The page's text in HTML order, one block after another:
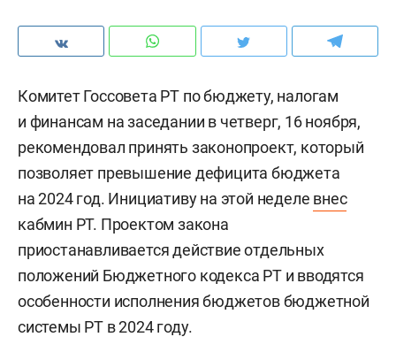
Комитет Госсовета РТ по бюджету, налогам
и финансам на заседании в четверг, 16 ноября,
рекомендовал принять законопроект, который
позволяет превышение дефицита бюджета
на 2024 год. Инициативу на этой неделе внес
кабмин РТ. Проектом закона
приостанавливается действие отдельных
положений Бюджетного кодекса РТ и вводятся
особенности исполнения бюджетов бюджетной
системы РТ в 2024 году.